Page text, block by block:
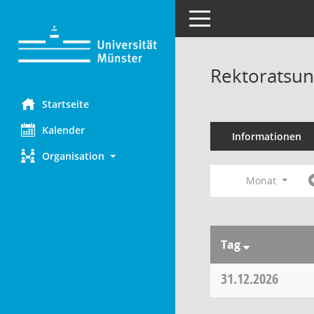
Startseite
Kalender
Organisation
Toggle navigation
Informationen
Monat
Tag
31.12.2026